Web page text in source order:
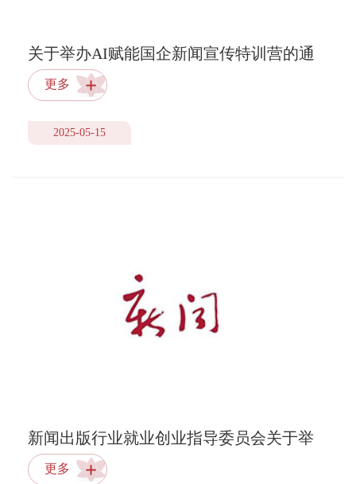
关于举办AI赋能国企新闻宣传特训营的通
知
更多
2025-05-15
新闻出版行业就业创业指导委员会关于举
办人工智能赋能 新闻出版卓越人才培养师
更多